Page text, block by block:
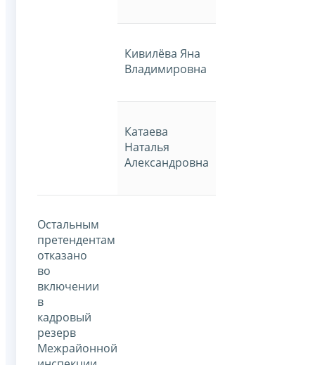
Кивилёва Яна
Владимировна
Катаева
Наталья
Александровна
Остальным
претендентам
отказано
во
включении
в
кадровый
резерв
Межрайонной